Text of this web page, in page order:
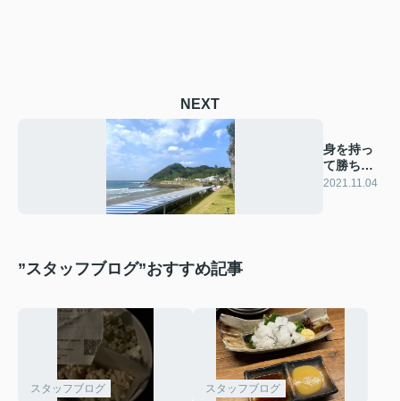
NEXT
身を持っ
て勝ち組
体験(￣ー
2021.11.04
”スタッフブログ”おすすめ記事
スタッフブログ スタッフブログ